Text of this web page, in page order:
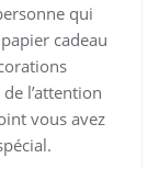
qui
cadeau
l’attention
vous avez